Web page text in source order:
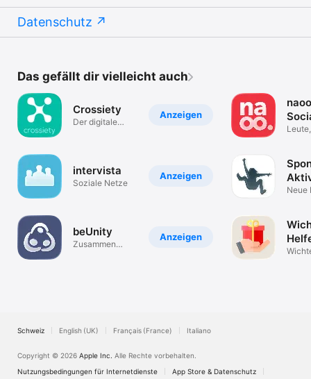
Datenschutz
Das gefällt dir vielleicht auch
Anzeigen
Crossiety
Der digitale
Anzeigen
intervista
Soziale Netze
Anzeigen
beUnity
Zusammen
&
Neue
Schweiz English (UK) Français (France) Italiano
Copyright © 2026 Apple Inc. Alle Rechte vorbehalten.
Nutzungsbedingungen für Internetdienste
App Store & Datenschutz